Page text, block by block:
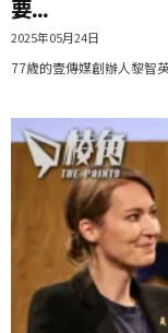
要...
2025年05月24日
77歲的壹傳媒創辦人黎智